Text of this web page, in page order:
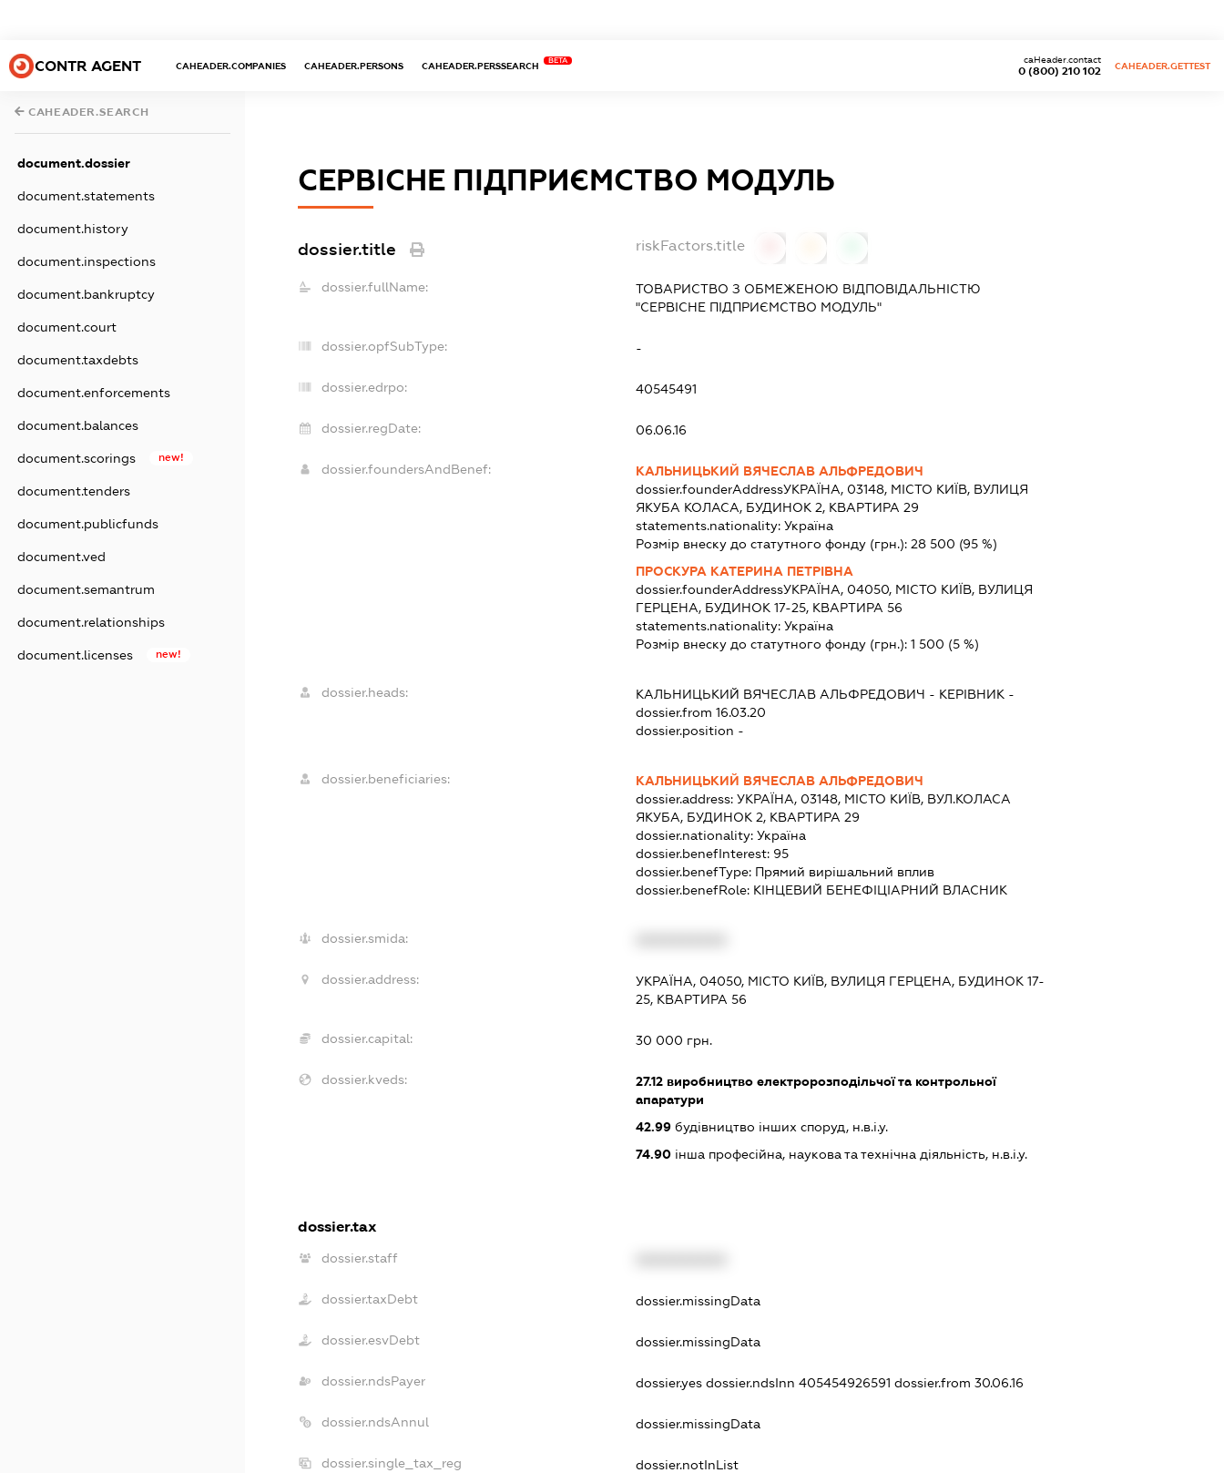
CONTR AGENT CAHEADER.COMPANIES CAHEADER.PERSONS CAHEADER.PERSSEARCH
BETA
0 (800) 210 102
caHeader.contact
CAHEADER.GETTEST
CAHEADER.SEARCH
document.dossier
document.statements
document.history
document.inspections
document.bankruptcy
document.court
document.taxdebts
document.enforcements
document.balances
document.scorings new!
document.tenders
document.publicfunds
document.ved
document.semantrum
document.relationships
document.licenses new!
СЕРВІСНЕ ПІДПРИЄМСТВО МОДУЛЬ
dossier.title riskFactors.title
dossier.fullName:
ТОВАРИСТВО З ОБМЕЖЕНОЮ ВІДПОВІДАЛЬНІСТЮ
"СЕРВІСНЕ ПІДПРИЄМСТВО МОДУЛЬ"
dossier.opfSubType: -
dossier.edrpo: 40545491
dossier.regDate: 06.06.16
dossier.foundersAndBenef:
КАЛЬНИЦЬКИЙ ВЯЧЕСЛАВ АЛЬФРЕДОВИЧ
dossier.founderAddressУКРАЇНА, 03148, МІСТО КИЇВ, ВУЛИЦЯ
ЯКУБА КОЛАСА, БУДИНОК 2, КВАРТИРА 29
statements.nationality:Україна
Розмір внеску до статутного фонду (грн.):28 500 (95 %)
ПРОСКУРА КАТЕРИНА ПЕТРІВНА
dossier.founderAddressУКРАЇНА, 04050, МІСТО КИЇВ, ВУЛИЦЯ
ГЕРЦЕНА, БУДИНОК 17-25, КВАРТИРА 56
statements.nationality:Україна
Розмір внеску до статутного фонду (грн.):1 500 (5 %)
dossier.heads: КАЛЬНИЦЬКИЙ ВЯЧЕСЛАВ АЛЬФРЕДОВИЧ - КЕРІВНИК -
dossier.from 16.03.20
dossier.position -
dossier.beneficiaries:
КАЛЬНИЦЬКИЙ ВЯЧЕСЛАВ АЛЬФРЕДОВИЧ
dossier.address:УКРАЇНА, 03148, МІСТО КИЇВ, ВУЛ.КОЛАСА
ЯКУБА, БУДИНОК 2, КВАРТИРА 29
dossier.nationality:Україна
dossier.benefInterest: 95
dossier.benefType: Прямий вирішальний вплив
dossier.benefRole: КІНЦЕВИЙ БЕНЕФІЦІАРНИЙ ВЛАСНИК
dossier.smida:
dossier.address:
УКРАЇНА, 04050, МІСТО КИЇВ, ВУЛИЦЯ ГЕРЦЕНА, БУДИНОК 17-
25, КВАРТИРА 56
dossier.capital: 30 000 грн.
dossier.kveds: 27.12 виробництво електророзподільчої та контрольної
апаратури
42.99 будівництво інших споруд, н.в.і.у.
74.90 інша професійна, наукова та технічна діяльність, н.в.і.у.
dossier.tax
dossier.staff
dossier.taxDebt dossier.missingData
dossier.esvDebt dossier.missingData
dossier.ndsPayer dossier.yesdossier.ndsInn 405454926591dossier.from 30.06.16
dossier.ndsAnnul dossier.missingData
dossier.single_tax_reg dossier.notInList